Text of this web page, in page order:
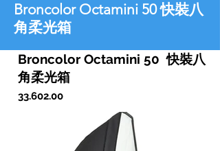
Broncolor Octamini 50 快裝八
角柔光箱
Broncolor Octamini 50 快裝八
角柔光箱
33.602.00